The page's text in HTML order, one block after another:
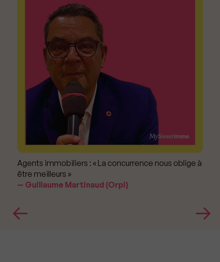
Agents immobiliers : « La concurrence nous oblige à
être meilleurs »
Guillaume Martinaud (Orpi)